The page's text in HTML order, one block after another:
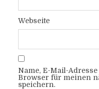
Webseite
Name, E-Mail-
Browser für meinen
speichern.